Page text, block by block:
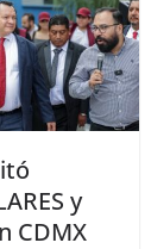
y
CDMX